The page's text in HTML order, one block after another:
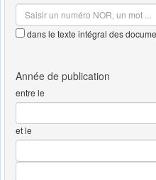
dans le texte intégral des
entre le
et le